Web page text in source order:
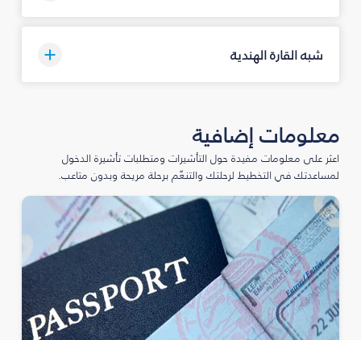
شبه القارة الهندية
معلومات إضافية
اعثر على معلومات مفيدة حول التأشيرات ومتطلبات تأشيرة الدخول
لمساعدتك في التخطيط لرحلتك والتنعّم برحلة مريحة وبدون متاعب.